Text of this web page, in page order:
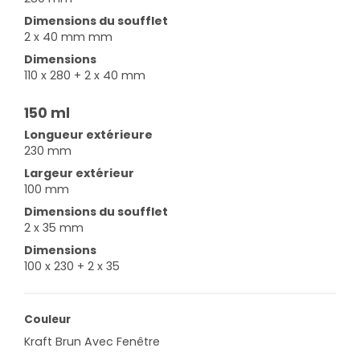
Dimensions du soufflet
2 x 40 mm mm
Dimensions
110 x 280 + 2 x 40 mm
150 ml
Longueur extérieure
230 mm
Largeur extérieur
100 mm
Dimensions du soufflet
2 x 35 mm
Dimensions
100 x 230 + 2 x 35
Couleur
Kraft Brun Avec Fenêtre